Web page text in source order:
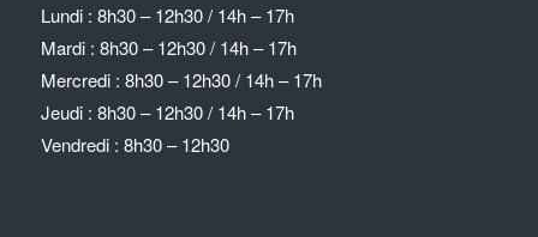
Lundi : 8h30 – 12h30 / 14h – 17h
Mardi : 8h30 – 12h30 / 14h – 17h
Mercredi : 8h30 – 12h30 / 14h – 17h
Jeudi : 8h30 – 12h30 / 14h – 17h
Vendredi : 8h30 – 12h30